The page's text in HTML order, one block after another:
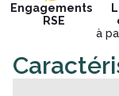
Engagements
RSE
à